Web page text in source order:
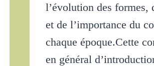
l’évolution des formes,
et de l’importance du
chaque époque.Cette
en général